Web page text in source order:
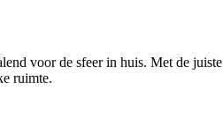
voor de sfeer in huis. Met de
ruimte.